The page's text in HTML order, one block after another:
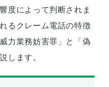
度によって判断されま
るクレーム電話の特徴
力業務妨害罪」と「偽
します。